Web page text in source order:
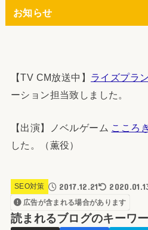
お知らせ
【TV CM放送中】 ライズプラ
ーション担当致しました。
【出演】ノベルゲーム こころ
した。（薫役）
SEO対策 2017.12.21
広告が含まれる場合があります
読まれるブログのキーワ